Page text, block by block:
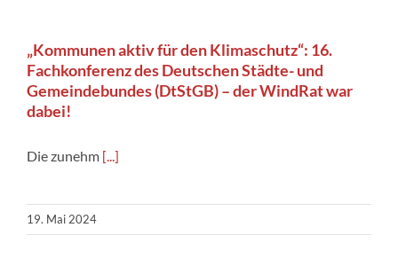
„Kommunen aktiv für den Klimaschutz“: 16.
Fachkonferenz des Deutschen Städte- und
Gemeindebundes (DtStGB) – der WindRat war
dabei!
Die zunehm [...]
19. Mai 2024